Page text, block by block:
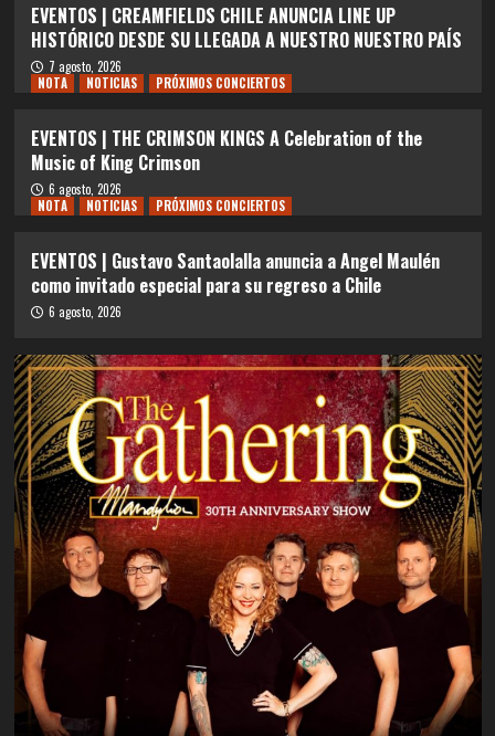
EVENTOS | CREAMFIELDS CHILE ANUNCIA LINE UP
HISTÓRICO DESDE SU LLEGADA A NUESTRO NUESTRO PAÍS
7 agosto, 2026
NOTA
NOTICIAS PRÓXIMOS CONCIERTOS
EVENTOS | THE CRIMSON KINGS A Celebration of the
Music of King Crimson
6 agosto, 2026
NOTA
NOTICIAS PRÓXIMOS CONCIERTOS
EVENTOS | Gustavo Santaolalla anuncia a Angel Maulén
como invitado especial para su regreso a Chile
6 agosto, 2026